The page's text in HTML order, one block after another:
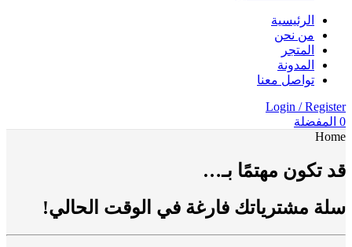
الرئيسية
من نحن
المتجر
المدونة
تواصل معنا
Login / Register
0 المفضلة
Home
قد تكون مهتمًا بـ…
سلة مشترياتك فارغة في الوقت الحالي!